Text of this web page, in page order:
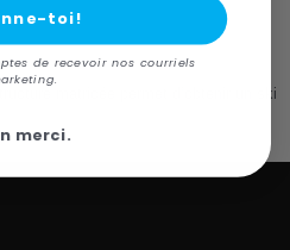
matricée permet d’obtenir un ski
toi!
de recevoir nos courriels
merci.